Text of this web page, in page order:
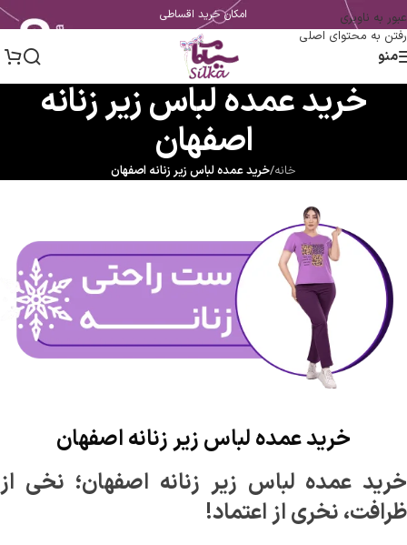
عبور به ناوبری
رفتن به محتوای اصلی
امکان خرید اقساطی
منو
خرید عمده لباس زیر زنانه
اصفهان
خانه/خرید عمده لباس زیر زنانه اصفهان
خرید عمده لباس زیر زنانه اصفهان
خرید عمده لباس زیر زنانه اصفهان؛ نخی از
ظرافت، نخری از اعتماد!